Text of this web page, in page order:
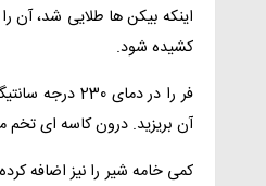
اینکه بیکن‌ ها طلایی شد، آن
کشیده شود.
فر را در
آن بریزید. درون کاسه ای تخم
کمی خامه شیر را نیز اضافه